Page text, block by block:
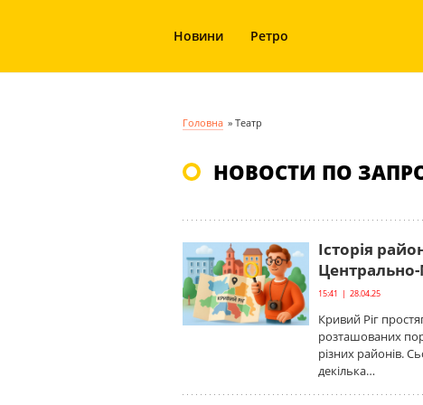
Новини Ретро
Головна » Театр
НОВОСТИ ПО
Історія
15:41 | 28.04.25
Кривий Ріг
розташованих
різних районів.
декілька…